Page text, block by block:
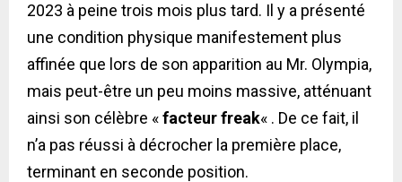
2023 à peine trois mois plus tard. Il y a présenté
une condition physique manifestement plus
affinée que lors de son apparition au Mr. Olympia,
mais peut-être un peu moins massive, atténuant
ainsi son célèbre «facteur freak« . De ce fait, il
n’a pas réussi à décrocher la première place,
terminant en seconde position.